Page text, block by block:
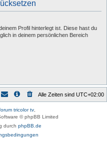
Profil hinterlegt ist. Diese hast du
in deinem persönlichen Bereich
Alle Zeiten sind UTC+02:00
tricolor tv
© phpBB Limited
durch phpBB.de